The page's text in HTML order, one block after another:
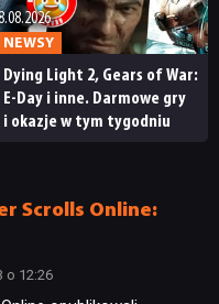
NEWSY
Dying Light 2, Gears of War:
E-Day i inne. Darmowe gry
i okazje w tym tygodniu
Scrolls Online:
o 12:26